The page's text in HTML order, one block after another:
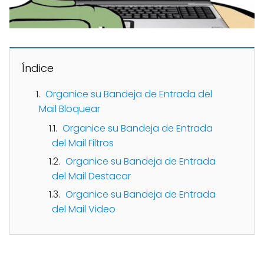
Índice
Organice su Bandeja de Entrada del
Mail Bloquear
Organice su Bandeja de Entrada
del Mail Filtros
Organice su Bandeja de Entrada
del Mail Destacar
Organice su Bandeja de Entrada
del Mail Video